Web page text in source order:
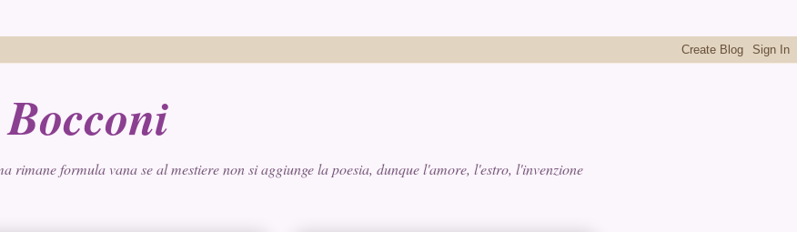
rimane formula vana se al mestiere non si aggiunge la poesia, dunque l'amore, l'estro, l'invenzione